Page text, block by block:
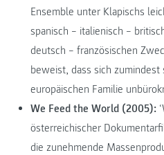
Ensemble unter Klapischs
spanisch – italienisch –
deutsch – französischen
beweist, dass sich
europäischen Familie
We Feed the World (2005):
österreichischer
die zunehmende